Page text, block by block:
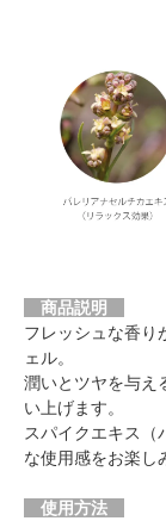
商品説明
フレッシュな香り
ェル。
潤いとツヤを与え
い上げます。
スパイクエキス（
な使用感をお楽し
使用方法